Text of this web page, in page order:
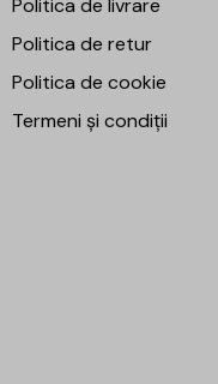
Politica de livrare
Politica de retur
Politica de cookie
Termeni și condiții